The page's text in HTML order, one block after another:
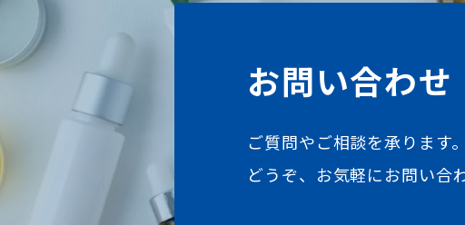
お問い合わせ
ご質問やご相談を承ります。
どうぞ、お気軽にお問い合